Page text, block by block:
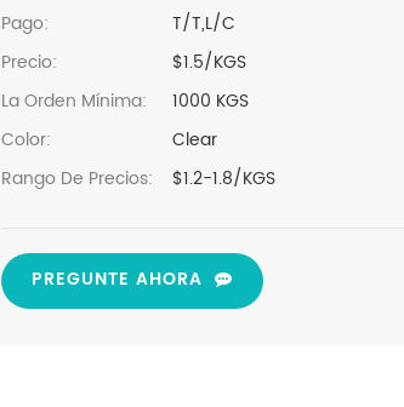
Pago:
T/T,L/C
Precio:
$1.5/KGS
La Orden Mínima:
1000 KGS
Color:
Clear
Rango De Precios:
$1.2-1.8/KGS
PREGUNTE AHORA